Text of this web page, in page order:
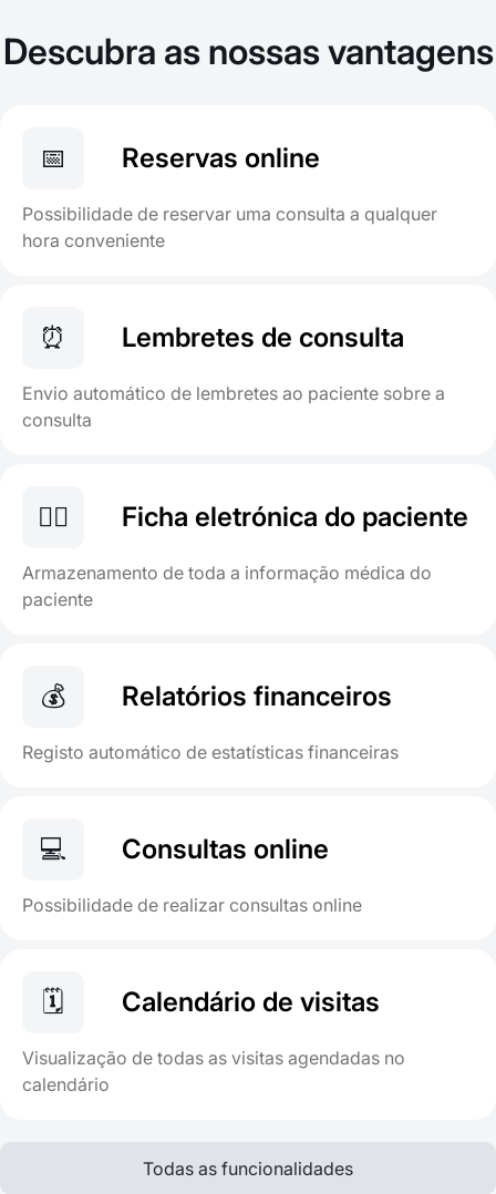
Descubra as nossas vantagens
📅 Reservas online
Possibilidade de reservar uma consulta a qualquer
hora conveniente
⏰ Lembretes de consulta
Envio automático de lembretes ao paciente sobre a
consulta
👨‍⚕️ Ficha eletrónica do paciente
Armazenamento de toda a informação médica do
paciente
💰 Relatórios financeiros
Registo automático de estatísticas financeiras
💻 Consultas online
Possibilidade de realizar consultas online
🗓 Calendário de visitas
Visualização de todas as visitas agendadas no
calendário
Todas as funcionalidades